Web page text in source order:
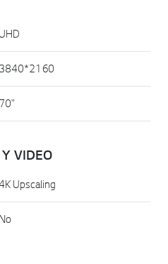
UHD
3840*2160
70"
VIDEO
Upscaling
No